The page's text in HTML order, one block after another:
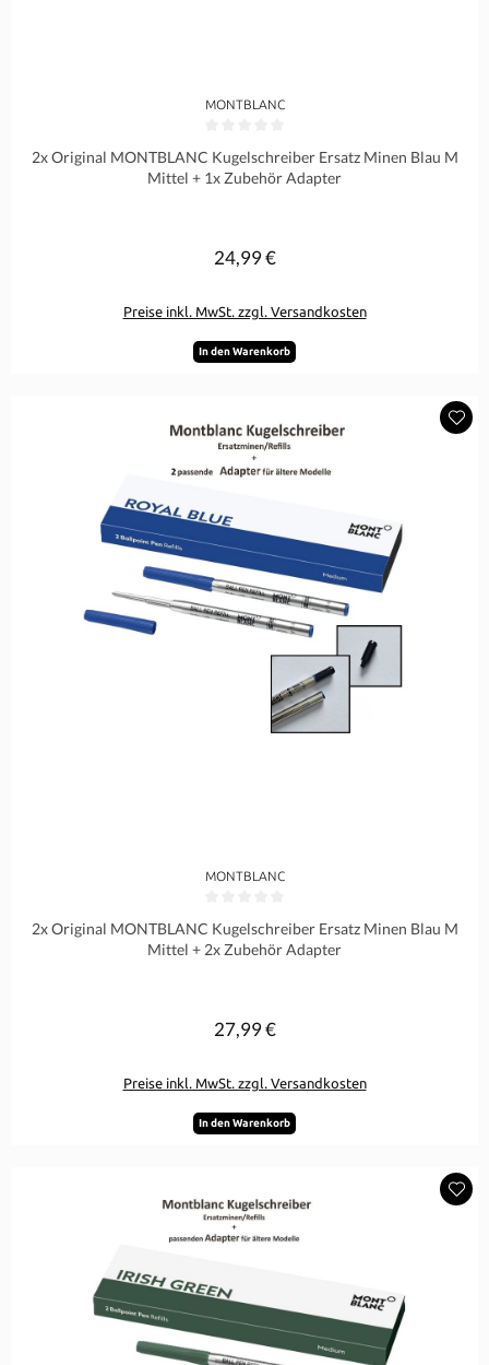
MONTBLANC
2x Original MONTBLANC Kugelschreiber Ersatz Minen Blau M
Mittel + 1x Zubehör Adapter
Regulärer Preis:
24,99 €
Preise inkl. MwSt. zzgl. Versandkosten
In den Warenkorb
MONTBLANC
2x Original MONTBLANC Kugelschreiber Ersatz Minen Blau M
Mittel + 2x Zubehör Adapter
Regulärer Preis:
27,99 €
Preise inkl. MwSt. zzgl. Versandkosten
In den Warenkorb